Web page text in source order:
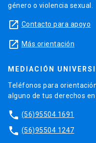
género o violencia sexual.
launch Contacto para apoyo
launch Más orientación
MEDIACIÓN
Teléfonos para
alguno de tus derechos
phone (56)95504 1691
phone (56)95504 1247